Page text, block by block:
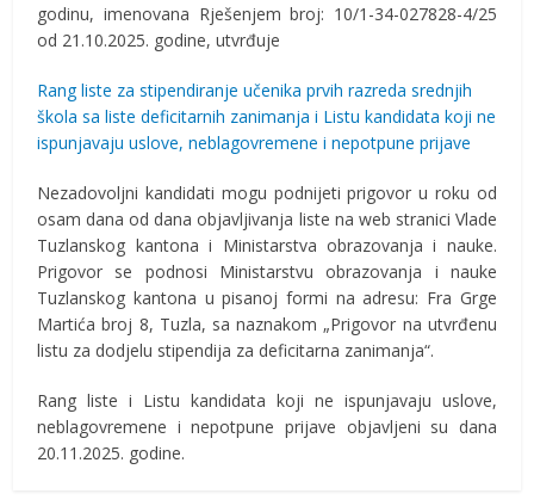
godinu, imenovana Rješenjem broj: 10/1-34-027828-4/25
od 21.10.2025. godine, utvrđuje
Rang liste za stipendiranje učenika prvih razreda srednjih
škola sa liste deficitarnih zanimanja i Listu kandidata koji ne
ispunjavaju uslove, neblagovremene i nepotpune prijave
Nezadovoljni kandidati mogu podnijeti prigovor u roku od
osam dana od dana objavljivanja liste na web stranici Vlade
Tuzlanskog kantona i Ministarstva obrazovanja i nauke.
Prigovor se podnosi Ministarstvu obrazovanja i nauke
Tuzlanskog kantona u pisanoj formi na adresu: Fra Grge
Martića broj 8, Tuzla, sa naznakom „Prigovor na utvrđenu
listu za dodjelu stipendija za deficitarna zanimanja“.
Rang liste i Listu kandidata koji ne ispunjavaju uslove,
neblagovremene i nepotpune prijave objavljeni su dana
20.11.2025. godine.